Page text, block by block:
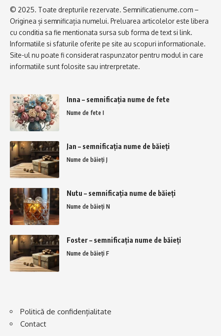
© 2025. Toate drepturile rezervate. Semnificatienume.com –
Originea și semnificația numelui. Preluarea articolelor este libera
cu conditia sa fie mentionata sursa sub forma de text si link.
Informatiile si sfaturile oferite pe site au scopuri informationale.
Site-ul nu poate fi considerat raspunzator pentru modul in care
informatiile sunt folosite sau intrerpretate.
Inna – semnificația nume de fete
Nume de fete I
Jan – semnificația nume de băieți
Nume de băieți J
Nutu – semnificația nume de băieți
Nume de băieți N
Foster – semnificația nume de băieți
Nume de băieți F
Politică de confidențialitate
Contact